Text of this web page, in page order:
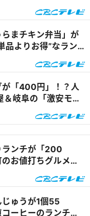
まチキン弁当」が
品よりお得”なラン
が「400円」！？人
岐阜の「激安モー
ランチが「200
お値打ちグルメ＆
ゅうが1個55
ーヒーのランチも